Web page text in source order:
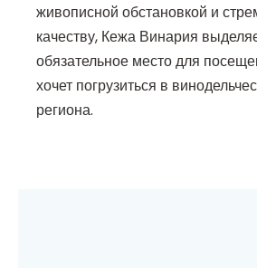
живописной обстановкой и
качеству, Кежа Винария
обязательное место для
хочет погрузиться в
региона.